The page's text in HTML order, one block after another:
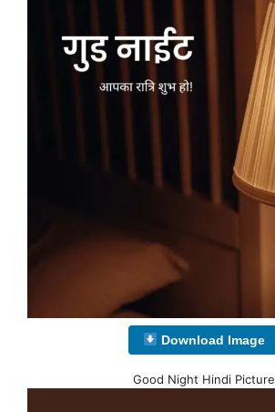
Download Image
Good Night Hindi Picture